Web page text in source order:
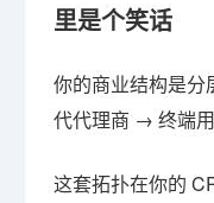
里是个笑话
你的商业结构是
代代理商 → 终端用
这套拓扑在你的